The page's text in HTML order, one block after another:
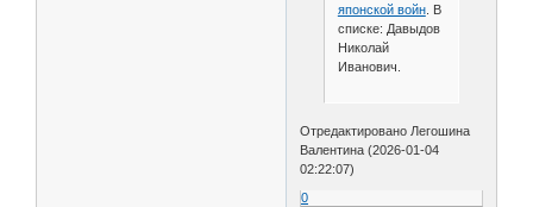
японской войн. В
списке: Давыдов
Николай
Иванович.
Отредактировано Легошина
Валентина (2026-01-04
02:22:07)
0